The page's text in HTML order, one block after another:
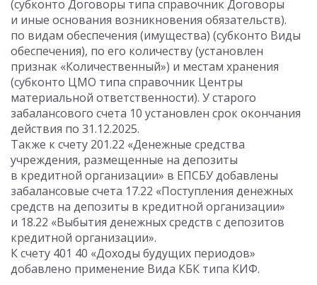
(субконто Договоры типа справочник Договоры
и иные основания возникновения обязательств).
по видам обеспечения (имущества) (субконто Виды
обеспечения), по его количеству (установлен
признак «Количественный») и местам хранения
(субконто ЦМО типа справочник Центры
материальной ответственности). У старого
забалансового счета 10 установлен срок окончания
действия по 31.12.2025.
Также к счету 201.22 «Денежные средства
учреждения, размещенные на депозиты
в кредитной организации» в ЕПСБУ добавлены
забалансовые счета 17.22 «Поступления денежных
средств на депозиты в кредитной организации»
и 18.22 «Выбытия денежных средств с депозитов
кредитной организации».
К счету 401 40 «Доходы будущих периодов»
добавлено применение Вида КБК типа КИФ.